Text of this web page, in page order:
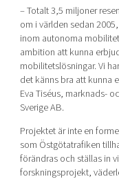
– Totalt 3,5 miljoner
om i världen sedan
inom autonoma
ambition att kunna
mobilitetslösningar. Vi
det känns bra att kunna
Eva Tiséus, marknads-
Sverige AB.
Projektet är inte en
som Östgötatrafiken
förändras och ställas in
forskningsprojekt,